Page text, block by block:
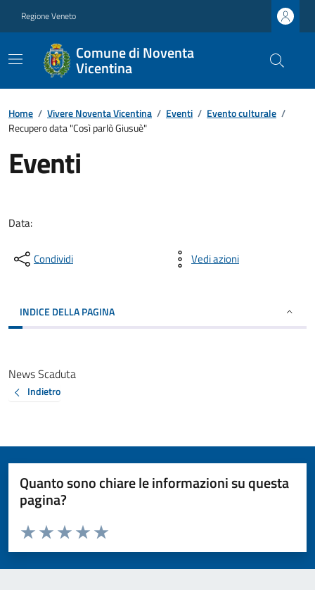
Regione Veneto
Comune di Noventa
Vicentina
Home / Vivere Noventa Vicentina / Eventi / Evento culturale /
Recupero data "Così parlò Giusuè"
Eventi
Data:
Condividi Vedi azioni
INDICE DELLA PAGINA
News Scaduta
Indietro
Quanto sono chiare le informazioni su questa
pagina?
Valuta da 1 a 5 stelle la pagina
Valuta 5 stelle su 5
Valuta 4 stelle su 5
Valuta 3 stelle su 5
Valuta 2 stelle su 5
Valuta 1 stelle su 5